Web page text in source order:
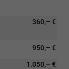
360,– €
950,– €
1.050,– €